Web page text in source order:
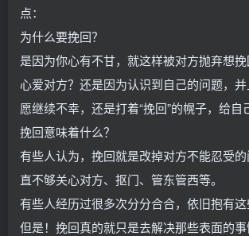
点：
为什么要挽回？
是因为你心有不甘，就这样被对方抛弃想
心爱对方？还是因为认识到自己的问题，
愿继续不幸，还是打着“挽回”的幌子，给自
挽回意味着什么？
有些人认为，挽回就是改掉对方不能忍受
直不够关心对方、抠门、管东管西等。
有些人经历过很多次分分合合，依旧抱有这
但是！挽回真的就只是去解决那些表面的